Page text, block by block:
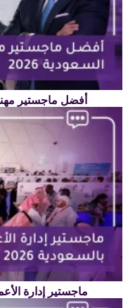
أفضل ماجستير
ماجستير إدارة